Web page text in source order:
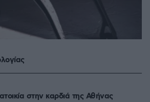
στην καρδιά της Αθήνας